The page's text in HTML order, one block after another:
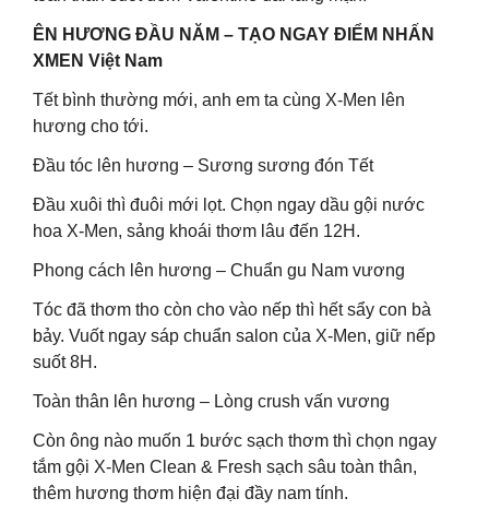
ÊN HƯƠNG ĐẦU NĂM – TẠO NGAY ĐIỂM NHẤN
XMEN Việt Nam
Tết bình thường mới, anh em ta cùng X-Men lên
hương cho tới.
Đầu tóc lên hương – Sương sương đón Tết
Đầu xuôi thì đuôi mới lọt. Chọn ngay dầu gội nước
hoa X-Men, sảng khoái thơm lâu đến 12H.
Phong cách lên hương – Chuẩn gu Nam vương
Tóc đã thơm tho còn cho vào nếp thì hết sẩy con bà
bảy. Vuốt ngay sáp chuẩn salon của X-Men, giữ nếp
suốt 8H.
Toàn thân lên hương – Lòng crush vấn vương
Còn ông nào muốn 1 bước sạch thơm thì chọn ngay
tắm gội X-Men Clean & Fresh sạch sâu toàn thân,
thêm hương thơm hiện đại đầy nam tính.